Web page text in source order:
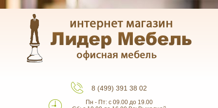
8 (499) 391 38 02
Пн - Пт: с 09.00 до 19.00